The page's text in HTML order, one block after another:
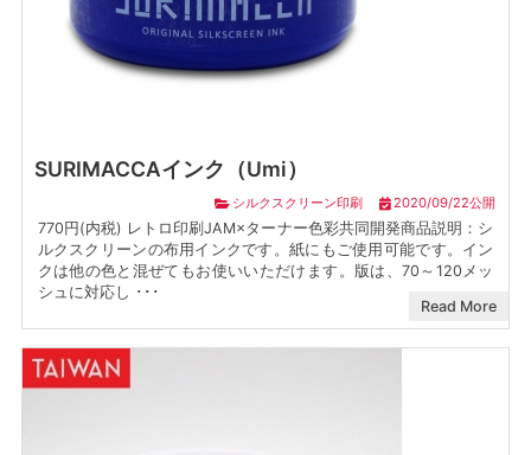
SURIMACCAインク（Umi）
シルクスクリーン印刷 2020/09/22公開
770円(内税) レトロ印刷JAM×ターナー色彩共同開発商品説明：シ
ルクスクリーンの布用インクです。紙にもご使用可能です。イン
クは他の色と混ぜてもお使いいただけます。版は、70～120メッ
シュに対応し ･･･
Read More